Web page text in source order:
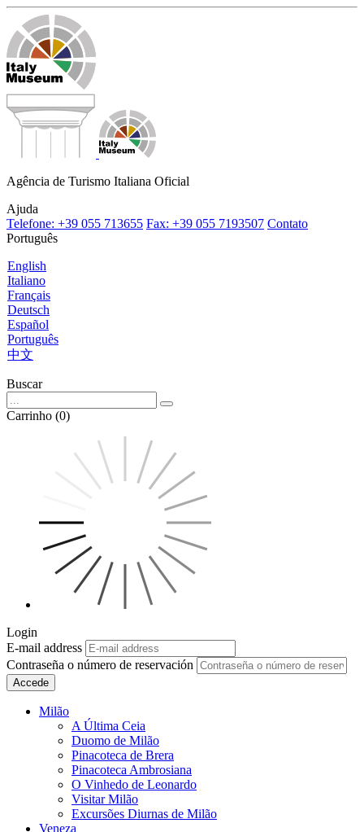
Agência de Turismo Italiana Oficial
Ajuda
Telefone: +39 055 713655 Fax: +39 055 7193507 Contato
Português
English
Italiano
Français
Deutsch
Español
Português
中文
Buscar
Carrinho (0)
Login
E-mail address
Contraseña o número de reservación
Accede
Milão
A Última Ceia
Duomo de Milão
Pinacoteca de Brera
Pinacoteca Ambrosiana
O Vinhedo de Leonardo
Visitar Milão
Excursões Diurnas de Milão
Veneza